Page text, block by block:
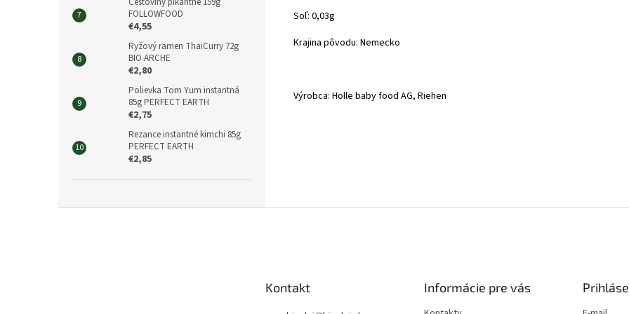
FOLLOWFOOD
€4,55
Ryžový ramen ThaiCurry 72g
BIO ARCHE
€2,80
Polievka Tom Yum instantná
85g PERFECT EARTH
€2,75
Rezance instantné kimchi 85g
PERFECT EARTH
€2,85
Soľ: 0,03g
Krajina pôvodu: Nemecko
Výrobca: Holle baby food AG, Riehen
Kontakt Informácie pre vás